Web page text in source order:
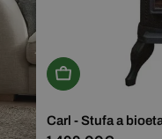
Aggiungi Al
Carl - Stufa a